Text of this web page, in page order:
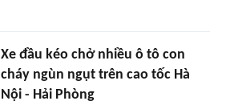
Xe đầu kéo chở nhiều ô tô con
cháy ngùn ngụt trên cao tốc Hà
Nội - Hải Phòng